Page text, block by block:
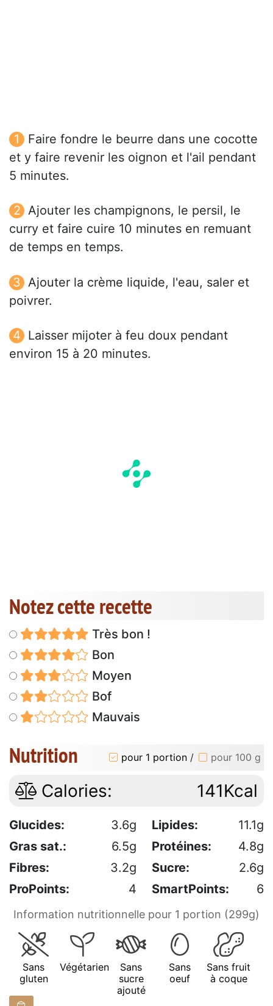
Faire fondre le beurre dans une cocotte
et y faire revenir les oignon et l'ail pendant
5 minutes.
Ajouter les champignons, le persil, le
curry et faire cuire 10 minutes en remuant
de temps en temps.
Ajouter la crème liquide, l'eau, saler et
poivrer.
Laisser mijoter à feu doux pendant
environ 15 à 20 minutes.
Notez cette recette
Très bon !
Bon
Moyen
Bof
Mauvais
Nutrition pour 1 portion / pour 100 g
Calories: 141Kcal
Glucides: 3.6g Lipides:
11.1g
Gras sat.:
6.5g Protéines:
4.8g
Fibres:
3.2g Sucre:
2.6g
ProPoints:
4 SmartPoints: 6
Information nutritionnelle pour 1 portion (299g)
Sans
gluten
Végétarien
Sans
sucre
ajouté
Sans
oeuf
Sans fruit
à coque